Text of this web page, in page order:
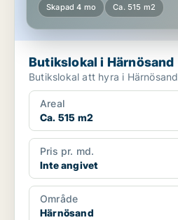
Skapad 4 mo Ca. 515 m2
Butikslokal i Härnösand
Butikslokal att hyra i Härnösand
Areal
Ca. 515 m2
Pris pr. md.
Inte angivet
Område
Härnösand